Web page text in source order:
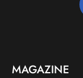
MAGAZINE